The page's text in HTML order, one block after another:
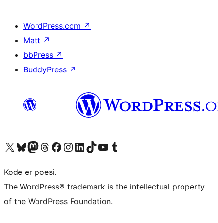
WordPress.com ↗
Matt ↗
bbPress ↗
BuddyPress ↗
Besøk vår konto på X Visit our Bluesky account
Besøk vår Mastodon-konto
Visit our Threads account
Besøk vår Facebook-sideBesøk vår Instagram-konto
Besøk vår LinkedIn-konto
Visit our TikTok account
Visit our YouTube channel
Visit our Tumblr account
Kode er poesi.
The WordPress® trademark is the intellectual property
of the WordPress Foundation.